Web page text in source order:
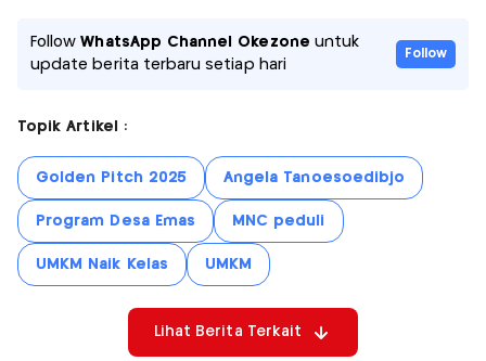
FollowWhatsApp Channel Okezone untuk
update berita terbaru setiap hari
Follow
Topik Artikel :
Golden Pitch 2025 Angela Tanoesoedibjo
Program Desa Emas MNC peduli
UMKM Naik Kelas UMKM
Lihat Berita Terkait